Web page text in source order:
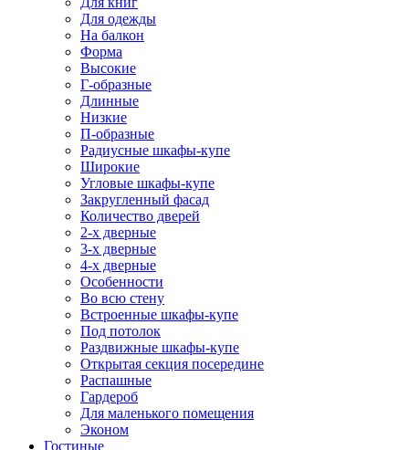
Для одежды
На балкон
Форма
Высокие
Г-образные
Длинные
Низкие
П-образные
Радиусные шкафы-купе
Широкие
Угловые шкафы-купе
Закругленный фасад
Количество дверей
2-х дверные
3-х дверные
4-х дверные
Особенности
Во всю стену
Встроенные шкафы-купе
Под потолок
Раздвижные шкафы-купе
Открытая секция посередине
Распашные
Гардероб
Для маленького помещения
Эконом
Гостиные